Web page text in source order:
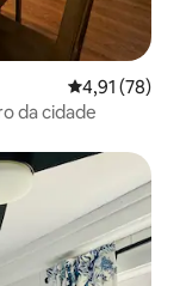
4,91 de uma
4,91 (78)
da cidade